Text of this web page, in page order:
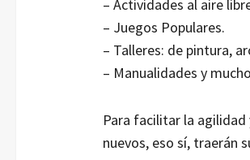
– Actividades al aire
– Juegos Populares.
– Talleres: de pintura,
– Manualidades y
Para facilitar la
nuevos, eso sí, traerán